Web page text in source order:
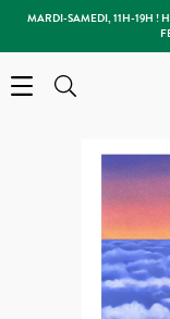
MARDI-SAMEDI, 11H-19H !
Open the menu
Rechercher